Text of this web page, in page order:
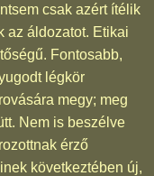
csak azért ítélik
az áldozatot. Etikai
Fontosabb,
légkör
megy; meg
Nem is beszélve
érző
következtében új,